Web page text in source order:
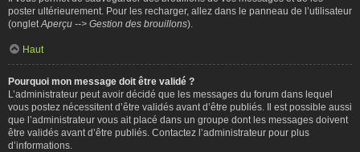
poster ultérieurement. Pour les recharger, allez dans le panneau de l’utilisateur
(onglet Aperçu --> Gestion des brouillons).
Haut
Pourquoi mon message doit être validé ?
L’administrateur peut avoir décidé que les messages du forum dans lequel
vous postez nécessitent d’être validés avant d’être publiés. Il est possible aussi
que l’administrateur vous ait placé dans un groupe dont les messages doivent
être validés avant d’être publiés. Contactez l’administrateur pour plus
d’informations.